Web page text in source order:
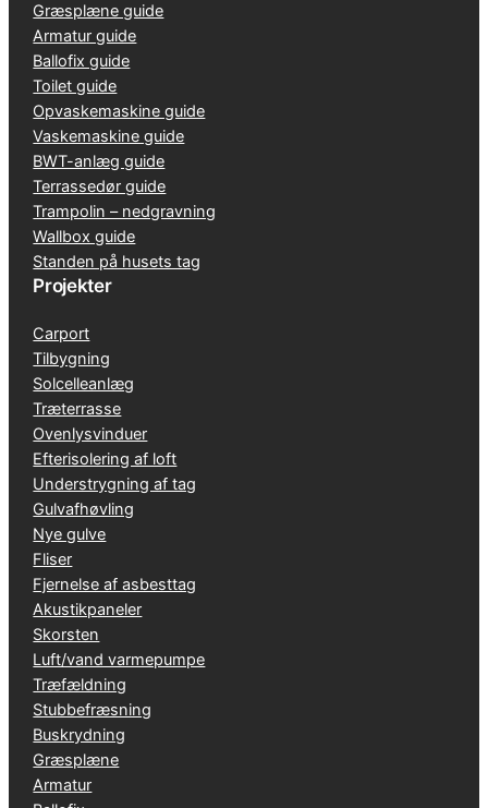
Græsplæne guide
Armatur guide
Ballofix guide
Toilet guide
Opvaskemaskine guide
Vaskemaskine guide
BWT-anlæg guide
Terrassedør guide
Trampolin – nedgravning
Wallbox guide
Standen på husets tag
Projekter
Carport
Tilbygning
Solcelleanlæg
Træterrasse
Ovenlysvinduer
Efterisolering af loft
Understrygning af tag
Gulvafhøvling
Nye gulve
Fliser
Fjernelse af asbesttag
Akustikpaneler
Skorsten
Luft/vand varmepumpe
Træfældning
Stubbefræsning
Buskrydning
Græsplæne
Armatur